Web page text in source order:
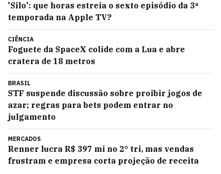
'Silo': que horas estreia o sexto episódio da 3ª
temporada na Apple TV?
CIÊNCIA
Foguete da SpaceX colide com a Lua e abre
cratera de 18 metros
BRASIL
STF suspende discussão sobre proibir jogos de
azar; regras para bets podem entrar no
julgamento
MERCADOS
Renner lucra R$ 397 mi no 2° tri, mas vendas
frustram e empresa corta projeção de receita